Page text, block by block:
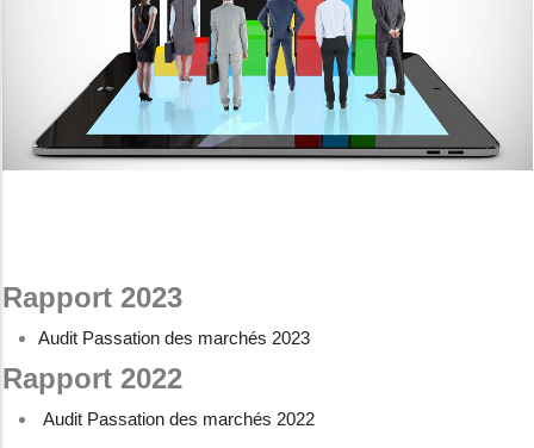
Rapport 2023
Audit Passation des marchés 2023
Rapport 2022
Audit Passation des marchés 2022